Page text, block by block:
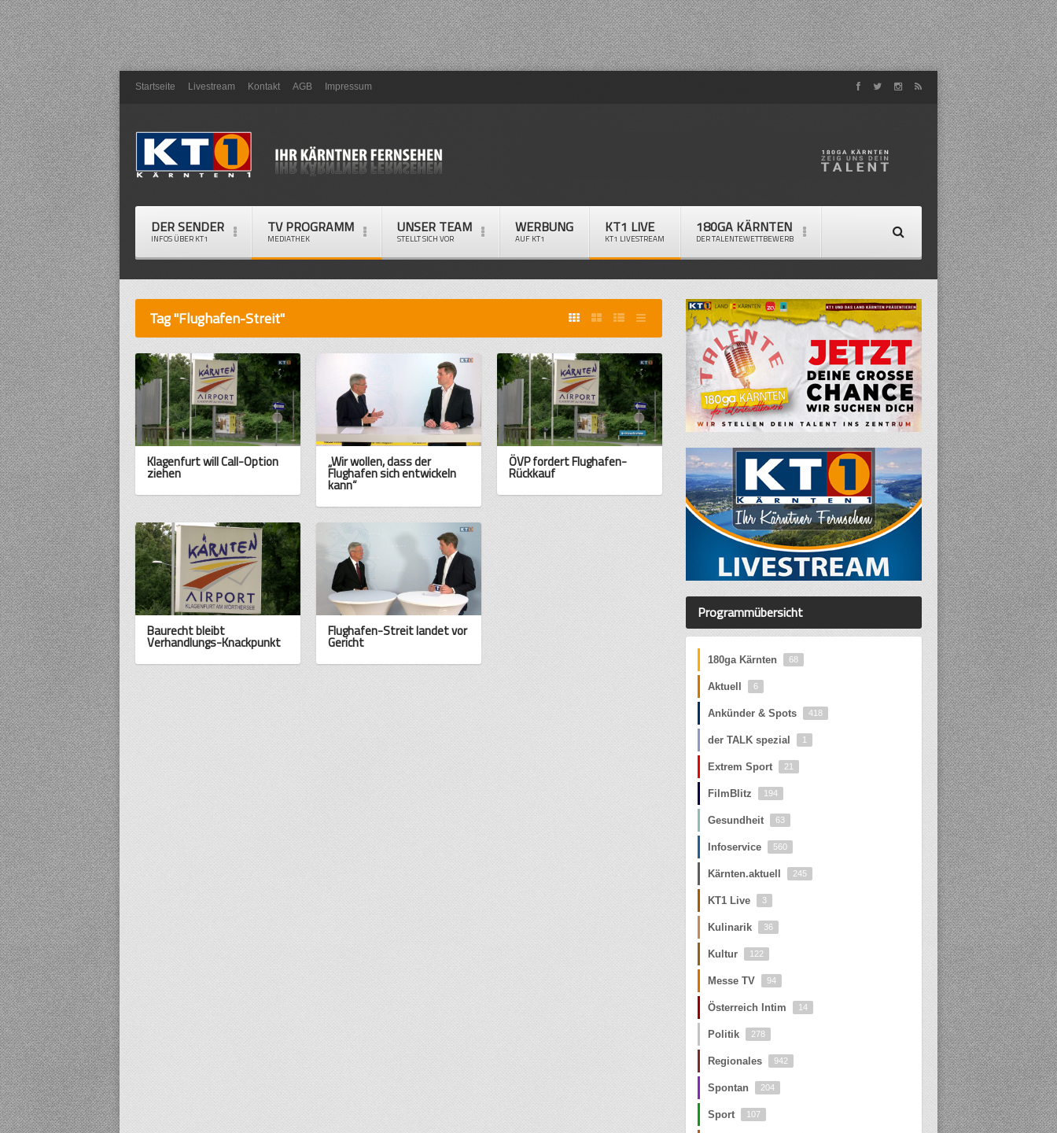
Startseite Livestream Kontakt AGB Impressum
DER SENDER
INFOS ÜBER KT1
TV PROGRAMM
MEDIATHEK
UNSER TEAM
STELLT SICH VOR
WERBUNG
AUF KT1
KT1 LIVE
KT1 LIVESTREAM
180GA KÄRNTEN
DER TALENTEWETTBEWERB
Tag "Flughafen-Streit"
Klagenfurt will Call-Option
ziehen
„Wir wollen, dass der
Flughafen sich entwickeln
kann“
ÖVP fordert Flughafen-
Rückkauf
Baurecht bleibt
Verhandlungs-Knackpunkt
Flughafen-Streit landet vor
Gericht
Programmübersicht
180ga Kärnten 68
Aktuell 6
Ankünder & Spots 418
der TALK spezial 1
Extrem Sport 21
FilmBlitz 194
Gesundheit 63
Infoservice 560
Kärnten.aktuell 245
KT1 Live 3
Kulinarik 36
Kultur 122
Messe TV 94
Österreich Intim 14
Politik 278
Regionales 942
Spontan 204
Sport 107